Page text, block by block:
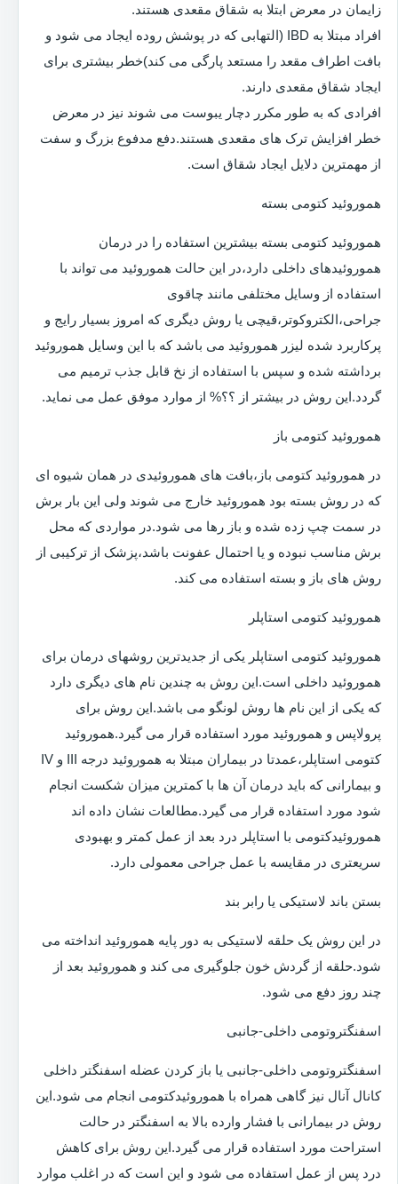
زایمان در معرض ابتلا به شقاق مقعدی هستند.
افراد مبتلا به IBD (التهابی که در پوشش روده ایجاد می شود و
بافت اطراف مقعد را مستعد پارگی می کند)خطر بیشتری برای
ایجاد شقاق مقعدی دارند.
افرادی که به طور مکرر دچار یبوست می شوند نیز در معرض
خطر افزایش ترک های مقعدی هستند.دفع مدفوع بزرگ و سفت
از مهمترین دلایل ایجاد شقاق است.
هموروئید کتومی بسته
هموروئید کتومی بسته بیشترین استفاده را در درمان
هموروئیدهای داخلی دارد،در این حالت هموروئید می تواند با
استفاده از وسایل مختلفی مانند چاقوی
جراحی،الکتروکوتر،قیچی یا روش دیگری که امروز بسیار رایج و
پرکاربرد شده لیزر هموروئید می باشد که با این وسایل هموروئید
برداشته شده و سپس با استفاده از نخ قابل جذب ترمیم می
گردد.این روش در بیشتر از ؟؟% از موارد موفق عمل می نماید.
هموروئید کتومی باز
در هموروئید کتومی باز،بافت های هموروئیدی در همان شیوه ای
که در روش بسته بود هموروئید خارج می شوند ولی این بار برش
در سمت چپ زده شده و باز رها می شود.در مواردی که محل
برش مناسب نبوده و یا احتمال عفونت باشد،پزشک از ترکیبی از
روش های باز و بسته استفاده می کند.
هموروئید کتومی استاپلر
هموروئید کتومی استاپلر یکی از جدیدترین روشهای درمان برای
هموروئید داخلی است.این روش به چندین نام های دیگری دارد
که یکی از این نام ها روش لونگو می باشد.این روش برای
پرولاپس و هموروئید مورد استفاده قرار می گیرد.هموروئید
کتومی استاپلر،عمدتا در بیماران مبتلا به هموروئید درجه III و IV
و بیمارانی که باید درمان آن ها با کمترین میزان شکست انجام
شود مورد استفاده قرار می گیرد.مطالعات نشان داده اند
هموروئیدکتومی با استاپلر درد بعد از عمل کمتر و بهبودی
سریعتری در مقایسه با عمل جراحی معمولی دارد.
بستن باند لاستیکی یا رابر بند
در این روش یک حلقه لاستیکی به دور پایه هموروئید انداخته می
شود.حلقه از گردش خون جلوگیری می کند و هموروئید بعد از
چند روز دفع می شود.
اسفنگتروتومی داخلی-جانبی
اسفنگتروتومی داخلی-جانبی یا باز کردن عضله اسفنگتر داخلی
کانال آنال نیز گاهی همراه با هموروئیدکتومی انجام می شود.این
روش در بیمارانی با فشار وارده بالا به اسفنگتر در حالت
استراحت مورد استفاده قرار می گیرد.این روش برای کاهش
درد پس از عمل استفاده می شود و این است که در اغلب موارد